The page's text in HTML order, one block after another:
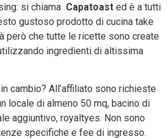
si chiama Capatoast ed è a tutti
gustoso prodotto di cucina take
però che tutte le ricette sono create
ingredienti di altissima
cambio? All’affiliato sono richieste
locale di almeno 50 mq, bacino di
aggiuntivo, royaltyes. Non sono
specifiche e fee di ingresso.